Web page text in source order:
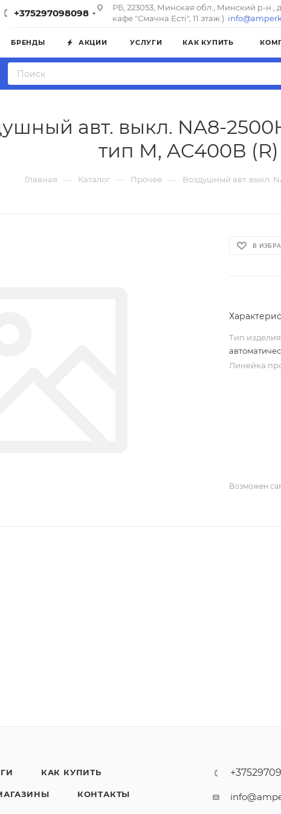
+375297098098
РБ, 223053, Минская обл., Минский р-н.,
кафе "Смачна Естi", 11 этаж.)
БРЕНДЫ АКЦИИ УСЛУГИ КАК КУПИТЬ
авт. выкл. NA8-
тип M, AC400В
Главная — Каталог — Прочее — Воздушный авт. выкл.
В
Тип изделия
Линейка
Возможен
КАК КУПИТЬ
КОНТАКТЫ